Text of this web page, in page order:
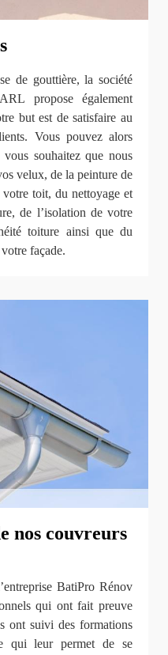
de gouttière, la société
propose également
but est de satisfaire au
Vous pouvez alors
souhaitez que nous
velux, de la peinture de
toit, du nettoyage et
de l’isolation de votre
toiture ainsi que du
façade.
nos couvreurs
BatiPro Rénov
qui ont fait preuve
ont suivi des formations
qui leur permet de se